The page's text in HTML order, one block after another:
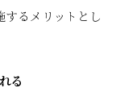
るメリットとし
る